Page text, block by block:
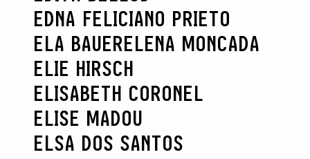
EDNA FELICIANO PRIETO
ELA BAUERELENA MONCADA
ELIE HIRSCH
ELISABETH CORONEL
ELISE MADOU
ELSA DOS SANTOS